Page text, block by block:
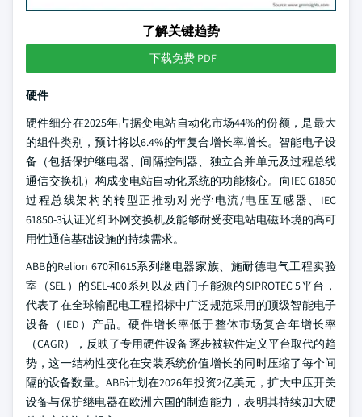
了解关键趋势
下载免费 PDF
硬件
硬件细分在2025年占据变电站自动化市场44%的份额，是最大
的组件类别，预计将以6.4%的年复合增长率增长。智能电子设
备（包括保护继电器、间隔控制器、独立合并单元及过程总线
通信交换机）构成变电站自动化系统的功能核心。向IEC 61850
过程总线架构的转型正推动对光学电流/电压互感器、IEC
61850-3认证光纤环网交换机及能够耐受变电站电磁环境的高可
用性通信基础设施的持续需求。
ABB的Relion 670和615系列继电器家族、施耐德电气工程实验
室（SEL）的SEL-400系列以及西门子能源的SIPROTEC 5平台，
代表了在全球输配电工程招标中广泛规范采用的顶级智能电子
设备（IED）产品。硬件增长率低于整体市场复合年增长率
（CAGR），反映了专用硬件设备逐步被软件定义平台取代的趋
势，这一结构性变化在安装系统价值增长的同时压缩了每个间
隔的设备数量。ABB计划在2026年投资2亿美元，扩大中压开关
设备与保护继电器在欧洲六国的制造能力，表明其持续加大硬